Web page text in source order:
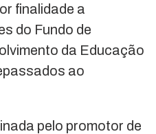
finalidade a
do Fundo de
da Educação
ao
pelo promotor de